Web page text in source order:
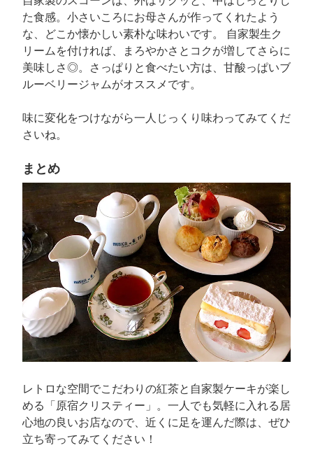
た食感。小さいころにお母さんが作ってくれたよう
な、どこか懐かしい素朴な味わいです。 自家製生ク
リームを付ければ、まろやかさとコクが増してさらに
美味しさ◎。さっぱりと食べたい方は、甘酸っぱいブ
ルーベリージャムがオススメです。
味に変化をつけながら一人じっくり味わってみてくだ
さいね。
まとめ
レトロな空間でこだわりの紅茶と自家製ケーキが楽し
める「原宿クリスティー」。一人でも気軽に入れる居
心地の良いお店なので、近くに足を運んだ際は、ぜひ
立ち寄ってみてください！